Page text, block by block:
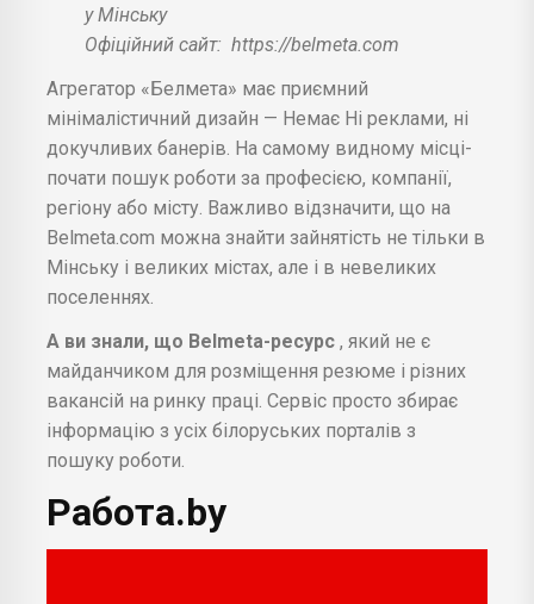
у Мінську
Офіційний сайт: https://belmeta.com
Агрегатор «Белмета» має приємний
мінімалістичний дизайн — Немає Ні реклами, ні
докучливих банерів. На самому видному місці-
почати пошук роботи за професією, компанії,
регіону або місту. Важливо відзначити, що на
Belmeta.com можна знайти зайнятість не тільки в
Мінську і великих містах, але і в невеликих
поселеннях.
А ви знали, що Belmeta-ресурс , який не є
майданчиком для розміщення резюме і різних
вакансій на ринку праці. Сервіс просто збирає
інформацію з усіх білоруських порталів з
пошуку роботи.
Работа.by